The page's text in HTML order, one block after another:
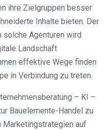
ihre Zielgruppen besser
Inhalte bieten. Der
solche Agenturen wird
Landschaft
effektive Wege finden
in Verbindung zu treten.
– KI –
Bauelemente-Handel zu
Marketingstrategien auf